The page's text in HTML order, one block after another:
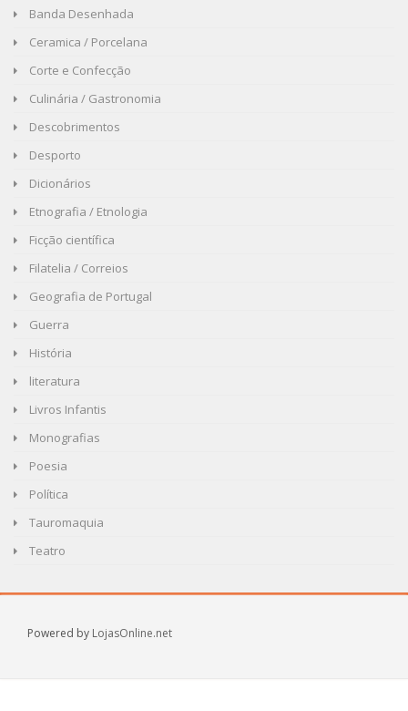
Banda Desenhada
Ceramica / Porcelana
Corte e Confecção
Culinária / Gastronomia
Descobrimentos
Desporto
Dicionários
Etnografia / Etnologia
Ficção científica
Filatelia / Correios
Geografia de Portugal
Guerra
História
literatura
Livros Infantis
Monografias
Poesia
Política
Tauromaquia
Teatro
Powered by LojasOnline.net